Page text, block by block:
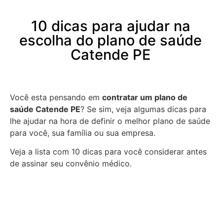
10 dicas para ajudar na
escolha do plano de saúde
Catende PE
Você esta pensando em contratar um plano de
saúde Catende PE? Se sim, veja algumas dicas para
lhe ajudar na hora de definir o melhor plano de saúde
para você, sua família ou sua empresa.
Veja a lista com 10 dicas para você considerar antes
de assinar seu convênio médico.